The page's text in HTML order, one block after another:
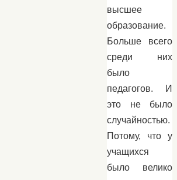
высшее
образование.
Больше всего
среди них
было
педагогов. И
это не было
случайностью.
Потому, что у
учащихся
было велико